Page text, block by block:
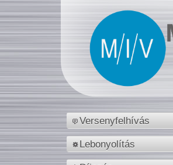
Versenyfelhívás
Lebonyolítás